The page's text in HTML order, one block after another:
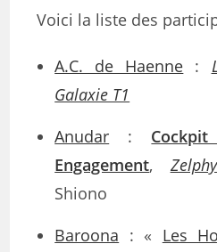
Voici la liste des
A.C. de Haenne :
Galaxie T1
Anudar :
Engagement,
Shiono
Baroona : « Les